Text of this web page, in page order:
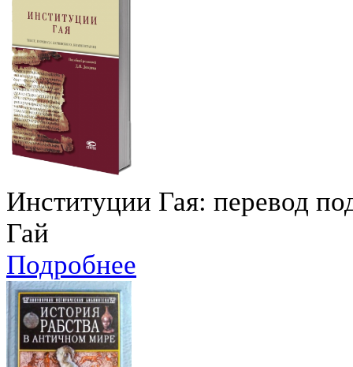
Институции Гая: перевод
Гай
Подробнее